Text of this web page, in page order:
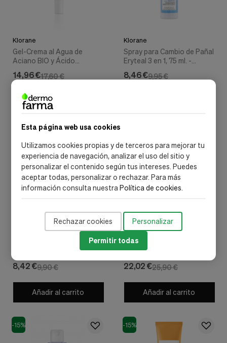
Esta página web usa cookies
Utilizamos cookies propias y de terceros para mejorar tu
experiencia de navegación, analizar el uso del sitio y
personalizar el contenido según tus intereses. Puedes
aceptar todas, personalizar o rechazar. Para más
información consulta nuestraPolítica de cookies.
Rechazar cookies Personalizar
Permitir todas
Klorane
Gel-Crema al Agua de
Aciano BIO y Ácido
17,60 €
14,96 €
Añadir al carrito
Klorane
Spray para Cambio de Pañal
Eryteal 3 en 1, 75 ml. -
9,95 €
8,46 €
Junior Spray Desenredante
a la Miel de Acacia, 125 ml. -
Klorane
9,90 €
8,42 €
Añadir al carrito
Klorane
Aceite Solar Seco SPF30,
200 ml. - Klorane
25,90 €
22,02 €
Añadir al carrito
-15% -15%